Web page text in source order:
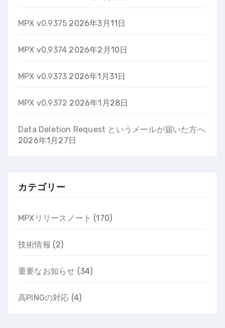
MPX v0.9375 2026年3月11日
MPX v0.9374 2026年2月10日
MPX v0.9373 2026年1月31日
MPX v0.9372 2026年1月28日
Data Deletion Request というメールが届いた方へ
2026年1月27日
カテゴリー
MPXリリースノート (170)
技術情報 (2)
重要なお知らせ (34)
高PINGの対応 (4)